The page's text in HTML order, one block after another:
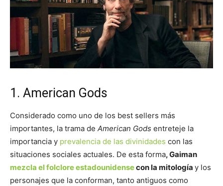
1. American Gods
Considerado como uno de los best sellers más
importantes, la trama de American Gods entreteje la
importancia y prevalencia de las divinidades con las
situaciones sociales actuales. De esta forma, Gaiman
mezcla el folclore estadounidensecon la mitología y los
personajes que la conforman, tanto antiguos como